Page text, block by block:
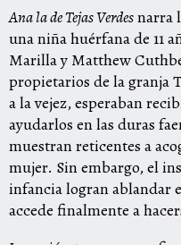
Ana la de Tejas Verdesnarra
una niña huérfana de 11
Marilla y Matthew
propietarios de la granja
a la vejez, esperaban
ayudarlos en las duras
muestran reticentes a
mujer. Sin embargo, el
infancia logran ablandar
accede finalmente a